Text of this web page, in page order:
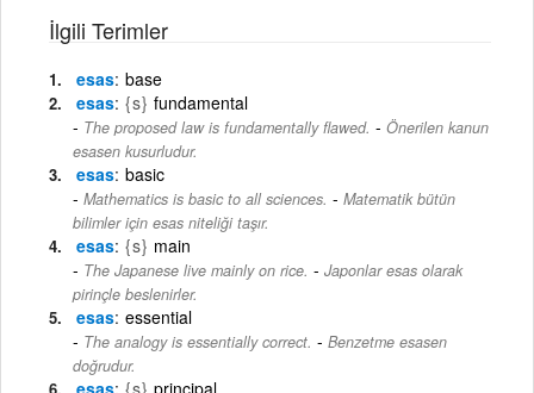
İlgili Terimler
esas base
esas {s} fundamental
The proposed law is fundamentally flawed. - Önerilen kanun
esasen kusurludur.
esas basic
Mathematics is basic to all sciences. - Matematik bütün
bilimler için esas niteliği taşır.
esas {s} main
The Japanese live mainly on rice. - Japonlar esas olarak
pirinçle beslenirler.
esas essential
The analogy is essentially correct. - Benzetme esasen
doğrudur.
esas {s} principal